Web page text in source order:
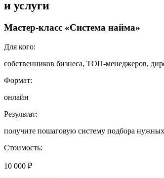
и услуги
Мастер-класс «Система найма»
Для кого:
собственников бизнеса, ТОП-менеджеров,
Формат:
онлайн
Результат:
получите пошаговую систему подбора
Стоимость:
10 000 ₽